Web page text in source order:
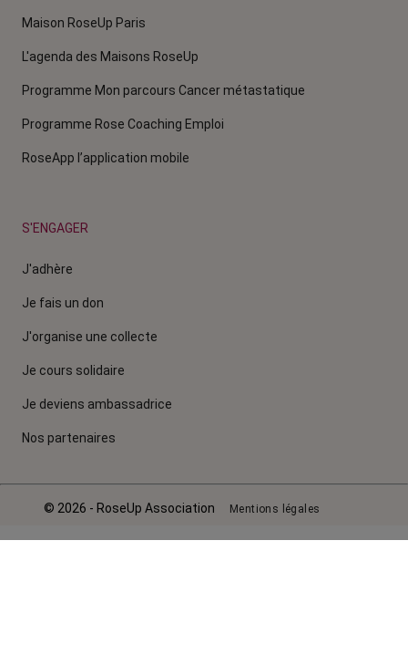
Maison RoseUp Paris
L'agenda des Maisons RoseUp
Programme Mon parcours Cancer métastatique
Programme Rose Coaching Emploi
RoseApp l’application mobile
S'ENGAGER
J'adhère
Je fais un don
J'organise une collecte
Je cours solidaire
Je deviens ambassadrice
Nos partenaires
© 2026 - RoseUp Association Mentions légales